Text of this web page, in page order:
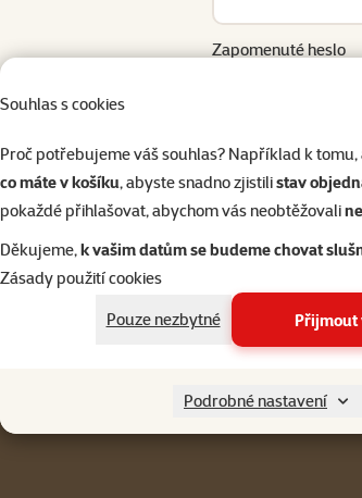
Souhlas s cookies
Proč potřebujeme váš souhlas? Například k tomu,
co máte v košíku, abyste snadno zjistilistav
pokaždé přihlašovat, abychom vás neobtěžovali
Děkujeme,k vašim datům se budeme chovat
Zásady použití cookies
Pouze nezbytné
Přijmout
Podrobné nastavení
Zapomenuté heslo
Napište nám 321 000
Menu v patičce
Pro zákazníky